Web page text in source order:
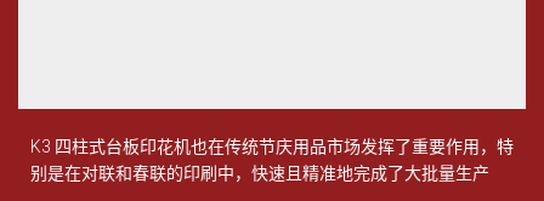
K3 四柱式台板印花机也在传统节庆用品市场发挥了重要作用，特
别是在对联和春联的印刷中，快速且精准地完成了大批量生产